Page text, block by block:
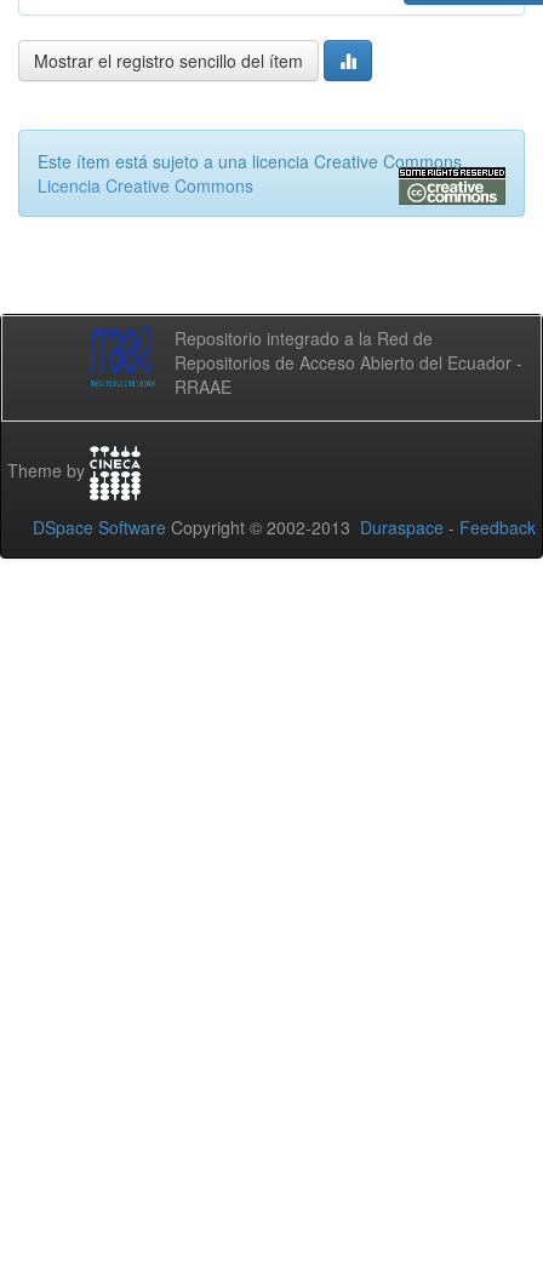
Mostrar el registro sencillo del ítem
Este ítem está sujeto a una licencia Creative Commons
Licencia Creative Commons
Repositorio integrado a la Red de
Repositorios de Acceso Abierto del Ecuador -
RRAAE
Theme by
DSpace Software Copyright © 2002-2013 Duraspace - Feedback